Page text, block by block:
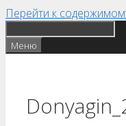
Перейти к
Меню